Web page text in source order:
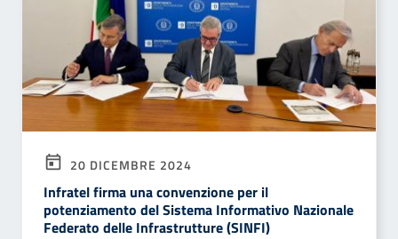
20 DICEMBRE 2024
Infratel firma una convenzione per il
potenziamento del Sistema Informativo Nazionale
Federato delle Infrastrutture (SINFI)